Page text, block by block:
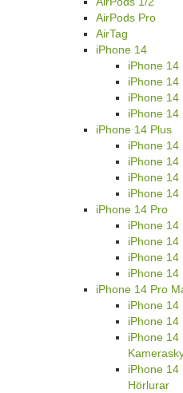
AirPods Pro
AirTag
iPhone 14
iPhone 14
iPhone 14
iPhone 14
iPhone 14
iPhone 14 Plus
iPhone 14
iPhone 14
iPhone 14
iPhone 14
iPhone 14 Pro
iPhone 14
iPhone 14
iPhone 14
iPhone 14
iPhone 14 Pro
iPhone 14
iPhone 14
iPhone 14
iPhone 14
Hörlurar